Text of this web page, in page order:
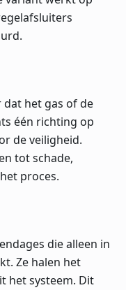
het gas of de
één richting op
de veiligheid.
tot schade,
proces.
die alleen in
Ze halen het
het systeem. Dit